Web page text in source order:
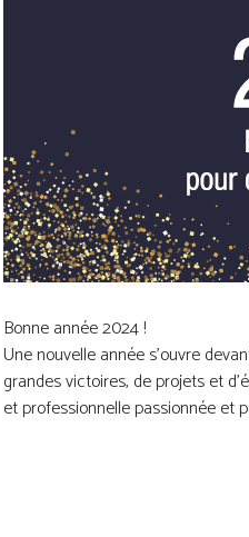
Bonne année 2024 !
Une nouvelle année s’ouvre
grandes victoires, de projets et
et professionnelle passionnée et